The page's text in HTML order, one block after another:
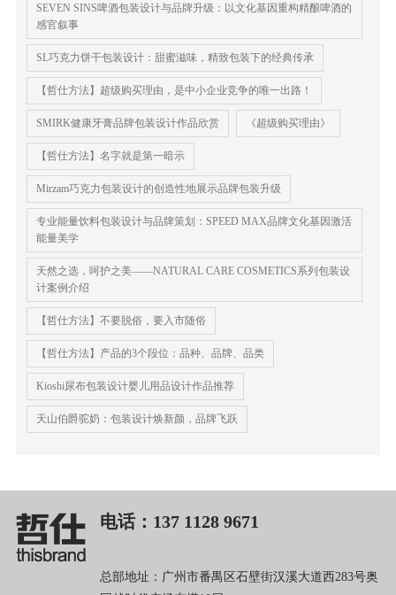
SEVEN SINS啤酒包装设计与品牌升级：以文化基因重构精酿啤酒的
感官叙事
SL巧克力饼干包装设计：甜蜜滋味，精致包装下的经典传承
【哲仕方法】超级购买理由，是中小企业竞争的唯一出路！
SMIRK健康牙膏品牌包装设计作品欣赏 《超级购买理由》
【哲仕方法】名字就是第一暗示
Mirzam巧克力包装设计的创造性地展示品牌包装升级
专业能量饮料包装设计与品牌策划：SPEED MAX品牌文化基因激活
能量美学
天然之选，呵护之美——NATURAL CARE COSMETICS系列包装设
计案例介绍
【哲仕方法】不要脱俗，要入市随俗
【哲仕方法】产品的3个段位：品种、品牌、品类
Kioshi尿布包装设计婴儿用品设计作品推荐
天山伯爵驼奶：包装设计焕新颜，品牌飞跃
电话：137 1128 9671
总部地址：广州市番禺区石壁街汉溪大道西283号奥